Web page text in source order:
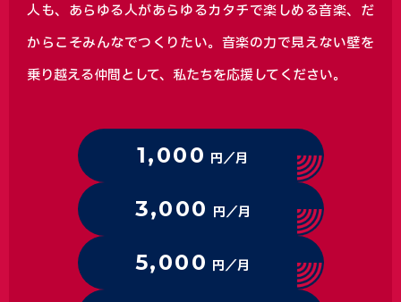
人も、あらゆる人があらゆるカタチで楽しめる音楽、 だ
からこそみんなでつくりたい。音楽の力で見えない壁を
乗り越える仲間として、私たちを応援してください。
1,000 円／月
3,000 円／月
5,000 円／月